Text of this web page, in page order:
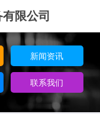
限公司
新闻资讯
联系我们